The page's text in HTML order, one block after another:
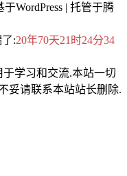
于WordPress | 托管于腾
:20年70天21时24分36
学习和交流.本站一切
妥请联系本站站长删除.